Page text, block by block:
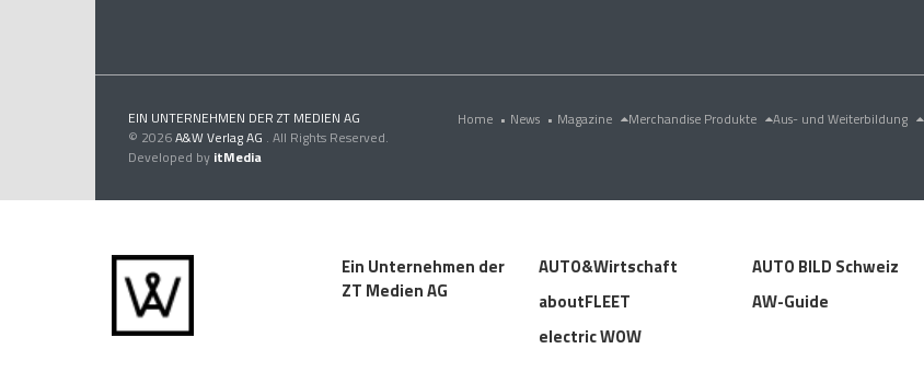
EIN UNTERNEHMEN DER ZT MEDIEN AG
© 2026A&W Verlag AG . All Rights Reserved.
Developed by itMedia
Home • News • Magazine Merchandise Produkte Aus- und Weiterbildung
Ein Unternehmen der
ZT Medien AG
AUTO&Wirtschaft
aboutFLEET
electric WOW
AUTO BILD Schweiz
AW-Guide